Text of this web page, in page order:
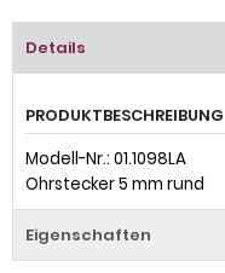
Details
PRODUKTBESCHREIBUNG
Modell-Nr.: 01.1098LA
Ohrstecker 5 mm rund
Eigenschaften